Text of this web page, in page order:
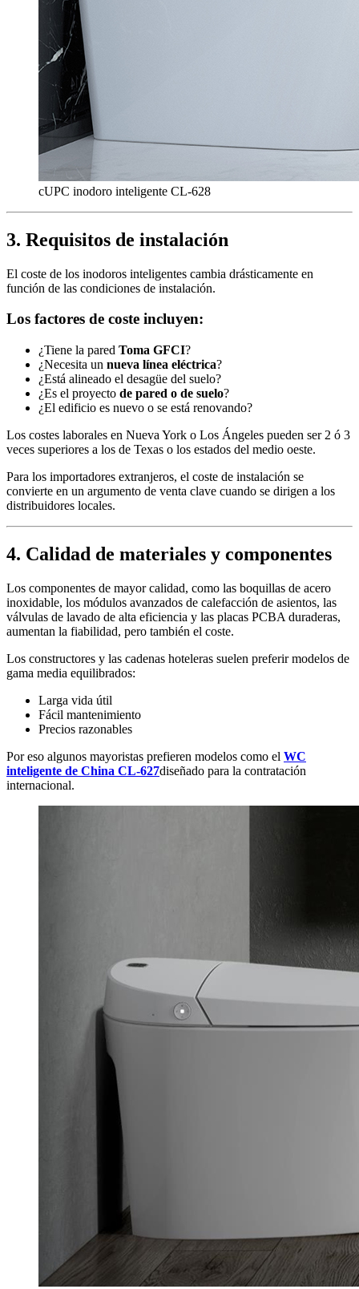
cUPC inodoro inteligente CL-628
3. Requisitos de instalación
El coste de los inodoros inteligentes cambia drásticamente en
función de las condiciones de instalación.
Los factores de coste incluyen:
¿Tiene la pared Toma GFCI?
¿Necesita un nueva línea eléctrica?
¿Está alineado el desagüe del suelo?
¿Es el proyecto de pared o de suelo?
¿El edificio es nuevo o se está renovando?
Los costes laborales en Nueva York o Los Ángeles pueden ser 2 ó 3
veces superiores a los de Texas o los estados del medio oeste.
Para los importadores extranjeros, el coste de instalación se
convierte en un argumento de venta clave cuando se dirigen a los
distribuidores locales.
4. Calidad de materiales y componentes
Los componentes de mayor calidad, como las boquillas de acero
inoxidable, los módulos avanzados de calefacción de asientos, las
válvulas de lavado de alta eficiencia y las placas PCBA duraderas,
aumentan la fiabilidad, pero también el coste.
Los constructores y las cadenas hoteleras suelen preferir modelos de
gama media equilibrados:
Larga vida útil
Fácil mantenimiento
Precios razonables
Por eso algunos mayoristas prefieren modelos como el WC
inteligente de China CL-627diseñado para la contratación
internacional.